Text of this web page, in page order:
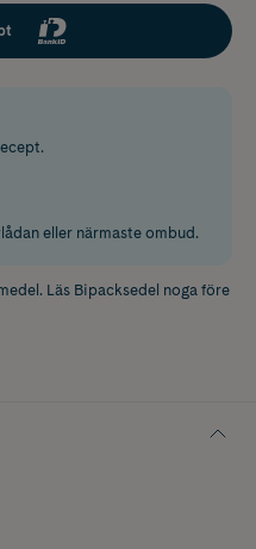
eller närmaste ombud.
Läs Bipacksedel noga före